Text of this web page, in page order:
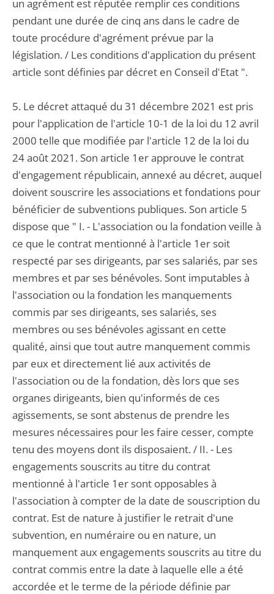
un agrément est réputée remplir ces conditions
pendant une durée de cinq ans dans le cadre de
toute procédure d'agrément prévue par la
législation. / Les conditions d'application du présent
article sont définies par décret en Conseil d'Etat ".
5. Le décret attaqué du 31 décembre 2021 est pris
pour l'application de l'article 10-1 de la loi du 12 avril
2000 telle que modifiée par l'article 12 de la loi du
24 août 2021. Son article 1er approuve le contrat
d'engagement républicain, annexé au décret, auquel
doivent souscrire les associations et fondations pour
bénéficier de subventions publiques. Son article 5
dispose que " I. - L'association ou la fondation veille à
ce que le contrat mentionné à l'article 1er soit
respecté par ses dirigeants, par ses salariés, par ses
membres et par ses bénévoles. Sont imputables à
l'association ou la fondation les manquements
commis par ses dirigeants, ses salariés, ses
membres ou ses bénévoles agissant en cette
qualité, ainsi que tout autre manquement commis
par eux et directement lié aux activités de
l'association ou de la fondation, dès lors que ses
organes dirigeants, bien qu'informés de ces
agissements, se sont abstenus de prendre les
mesures nécessaires pour les faire cesser, compte
tenu des moyens dont ils disposaient. / II. - Les
engagements souscrits au titre du contrat
mentionné à l'article 1er sont opposables à
l'association à compter de la date de souscription du
contrat. Est de nature à justifier le retrait d'une
subvention, en numéraire ou en nature, un
manquement aux engagements souscrits au titre du
contrat commis entre la date à laquelle elle a été
accordée et le terme de la période définie par